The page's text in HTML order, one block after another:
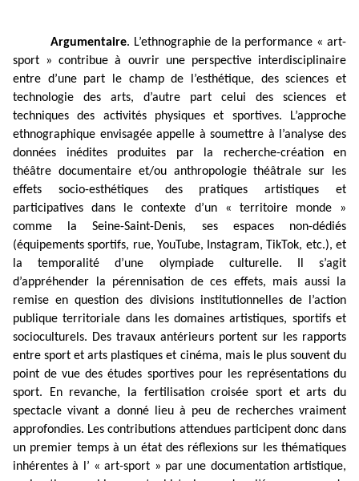
Argumentaire. L’ethnographie de la performance « art-
sport » contribue à ouvrir une perspective interdisciplinaire
entre d’une part le champ de l’esthétique, des sciences et
technologie des arts, d’autre part celui des sciences et
techniques des activités physiques et sportives. L’approche
ethnographique envisagée appelle à soumettre à l’analyse des
données inédites produites par la recherche-création en
théâtre documentaire et/ou anthropologie théâtrale sur les
effets socio-esthétiques des pratiques artistiques et
participatives dans le contexte d’un « territoire monde »
comme la Seine-Saint-Denis, ses espaces non-dédiés
(équipements sportifs, rue, YouTube, Instagram, TikTok, etc.), et
la temporalité d’une olympiade culturelle. Il s’agit
d’appréhender la pérennisation de ces effets, mais aussi la
remise en question des divisions institutionnelles de l’action
publique territoriale dans les domaines artistiques, sportifs et
socioculturels. Des travaux antérieurs portent sur les rapports
entre sport et arts plastiques et cinéma, mais le plus souvent du
point de vue des études sportives pour les représentations du
sport. En revanche, la fertilisation croisée sport et arts du
spectacle vivant a donné lieu à peu de recherches vraiment
approfondies. Les contributions attendues participent donc dans
un premier temps à un état des réflexions sur les thématiques
inhérentes à l’ « art-sport » par une documentation artistique,